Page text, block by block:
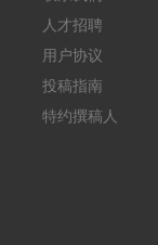
人才招聘
用户协议
投稿指南
特约撰稿人